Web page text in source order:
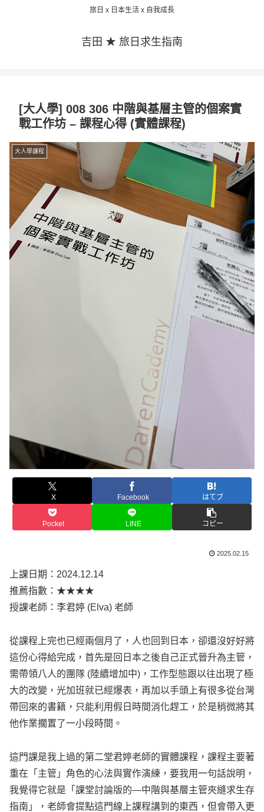
旅日 x 日本生活 x 自我成長
吉田 ★ 旅日求生指南
[大人學] 008 306 中階與基層主管的個案實
戰工作坊 – 課程心得 (實體課程)
大人學課程
X Facebook はてブ
Pocket LINE コピー
2025.02.15
上課日期：2024.12.14
推薦指數：★★★★
授課老師：李君婷 (Elva) 老師
從課程上完也已經兩個月了，人也回到日本，卻還沒好好將
這份心得給完成，首先是回日本之後自己正式晉升為主管，
需帶領八人的團隊 (陸續增加中)，工作型態跟以往出現了極
大的改變，光加班就已經爆表，再加以手頭上有很多從台灣
帶回來的書籍，只能利用假日時間消化趕工，於是稍微將其
他作業擱置了一小段時間。
這門課是我上過的第二堂君婷老師的實體課程，課程主要著
重在「主管」角色的心法與實作演練，要我用一句話說明，
我覺得它就是「課堂討論版的—中階與基層主管夾縫求生存
指南」，老師會提點這門線上課程講到的東西，但會帶入更